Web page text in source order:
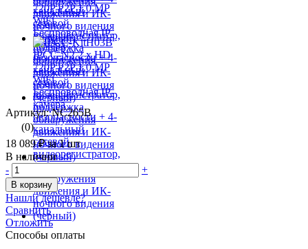
Артикул: NC265B
(0)
18 089 ₽за 1 шт
В наличии
-
+
В корзину
Нашли дешевле?
Сравнить
Отложить
Способы оплаты